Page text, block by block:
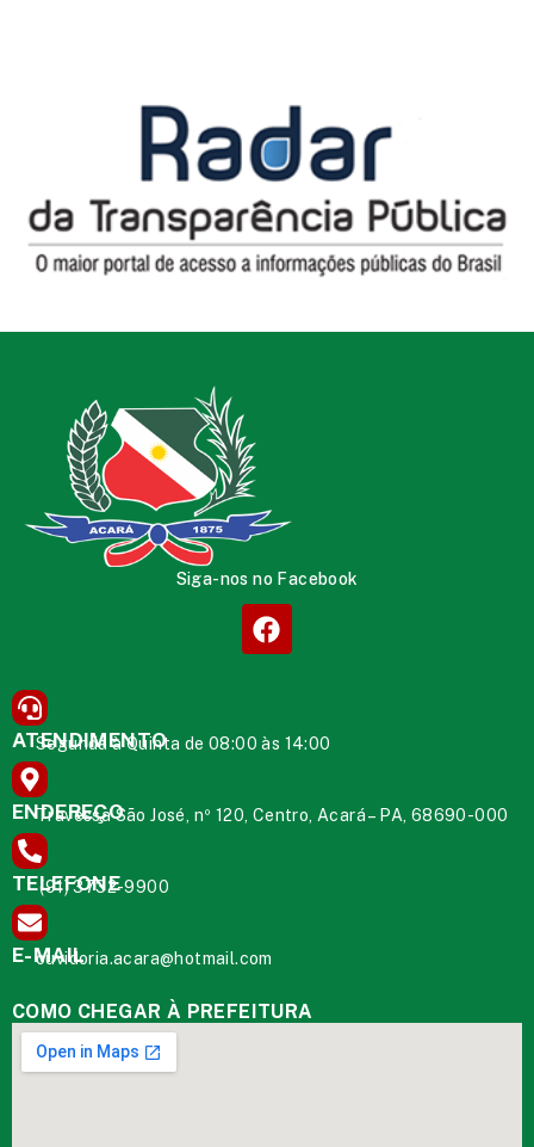
Siga-nos no Facebook
ATENDIMENTO
Segunda à Quinta de 08:00 às 14:00
ENDEREÇO
Travessa São José, nº 120, Centro, Acará – PA, 68690-000
TELEFONE
(91) 3732-9900
E-MAIL
ouvidoria.acara@hotmail.com
COMO CHEGAR À PREFEITURA